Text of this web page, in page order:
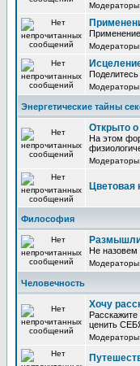
Модераторы:
Модераторы:
Поделитесь
Модераторы:
Энергетические тайны
Открыто
На этом
Модераторы:
Цветовая
Философия
Не
Модераторы:
Человечность
Хочу
ценить
Модераторы: